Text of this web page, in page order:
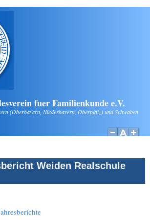
fuer Familienkunde e.V.
(Oberbayern, Niederbayern, Oberpfalz) und Schwaben
Weiden Realschule